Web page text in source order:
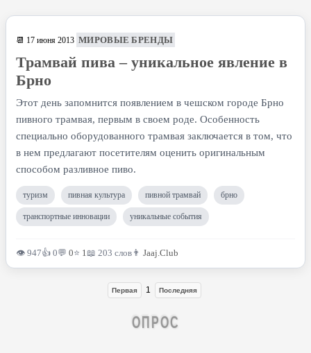
📆 17 июня 2013 МИРОВЫЕ БРЕНДЫ
Трамвай пива – уникальное явление в
Брно
Этот день запомнится появлением в чешском городе Брно
пивного трамвая, первым в своем роде. Особенность
специально оборудованного трамвая заключается в том, что
в нем предлагают посетителям оценить оригинальным
способом разливное пиво.
туризм пивная культура пивной трамвай брно
транспортные инновации уникальные события
👁 947👍 0💬 0⭐ 1📖 203 слов 👨 Jaaj.Club
Первая 1 Последняя
ОПРОС